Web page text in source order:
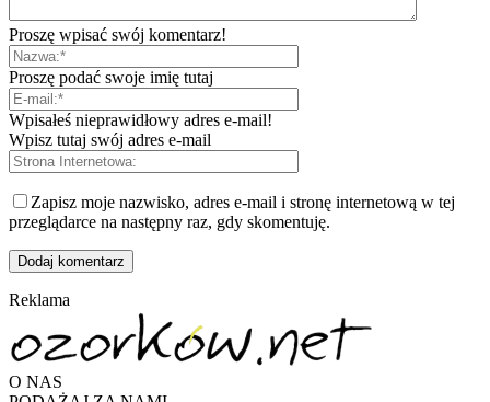
Proszę wpisać swój komentarz!
Proszę podać swoje imię tutaj
Wpisałeś nieprawidłowy adres e-mail!
Wpisz tutaj swój adres e-mail
Zapisz moje nazwisko, adres e-mail i stronę internetową w tej
przeglądarce na następny raz, gdy skomentuję.
Reklama
O NAS